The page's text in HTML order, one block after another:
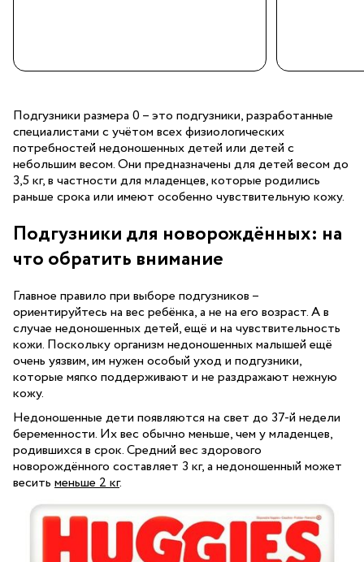
Подгузники размера 0 – это подгузники, разработанные
специалистами с учётом всех физиологических
потребностей недоношенных детей или детей с
небольшим весом. Они предназначены для детей весом до
3,5 кг, в частности для младенцев, которые родились
раньше срока или имеют особенно чувствительную кожу.
Подгузники для новорождённых: на
что обратить внимание
Главное правило при выборе подгузников –
ориентируйтесь на вес ребёнка, а не на его возраст. А в
случае недоношенных детей, ещё и на чувствительность
кожи. Поскольку организм недоношенных малышей ещё
очень уязвим, им нужен особый уход и подгузники,
которые мягко поддерживают и не раздражают нежную
кожу.
Недоношенные дети появляются на свет до 37-й недели
беременности. Их вес обычно меньше, чем у младенцев,
родившихся в срок. Средний вес здорового
новорождённого составляет 3 кг, а недоношенный может
весить меньше 2 кг.